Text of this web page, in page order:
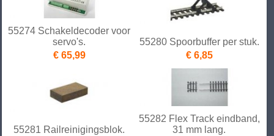
55274 Schakeldecoder voor
servo's.
€ 65,99
55280 Spoorbuffer per stuk.
€ 6,85
55281 Railreinigingsblok.
55282 Flex Track eindband,
31 mm lang.